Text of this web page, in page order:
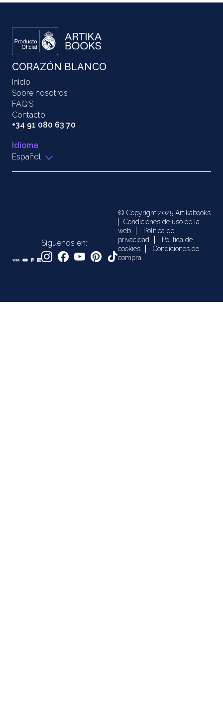
CORAZÓN BLANCO
Inicio
Sobre nosotros
FAQ’S
Contacto
+34 91 080 63 70
Idioma
Español
Síguenos en:
© Copyright 2025 Artikabooks
Condiciones de uso de la
web
Política de
privacidad
Política de
cookies
Condiciones de
compra